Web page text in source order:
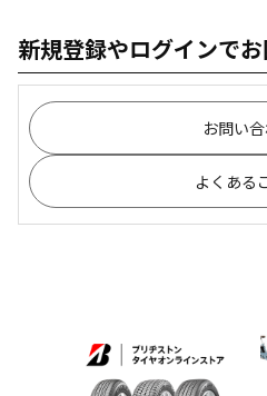
新規登録やログインで
お問い
よくある